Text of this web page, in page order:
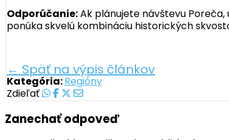
Odporúčanie:Ak plánujete návštevu
ponúka skvelú kombináciu historických
← Späť na výpis článkov
Kategória:Regióny
Zdieľať
Zanechať odpoveď